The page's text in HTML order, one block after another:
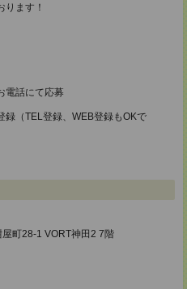
ます！
電話にて応募
（TEL登録、WEB登録もOKで
町28-1 VORT神田2 7階